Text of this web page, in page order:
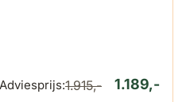
1.189,-
Adviesprijs:1.915,-